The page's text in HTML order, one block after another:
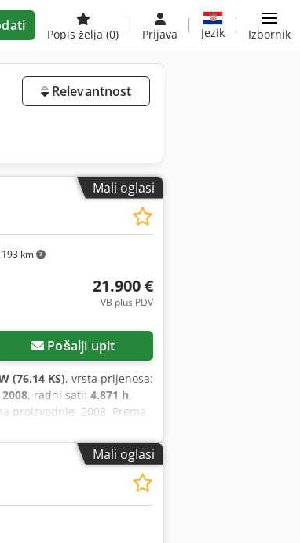
Popis želja (0) Prijava Jezik Izbornik
Relevantnost
Mali oglasi
km
21.900 €
VB plus PDV
Pošalji upit
(76,14 KS), vrsta prijenosa:
2008, radni sati: 4.871 h,
proizvodnje: 2008. Prema
kW 2 stupnja hidrostatike
Ask - mehanički brzi
kotača - 3 načina
s grijanjem - sustav
odobrenje za
i povoljna dostava! Uz
Mali oglasi